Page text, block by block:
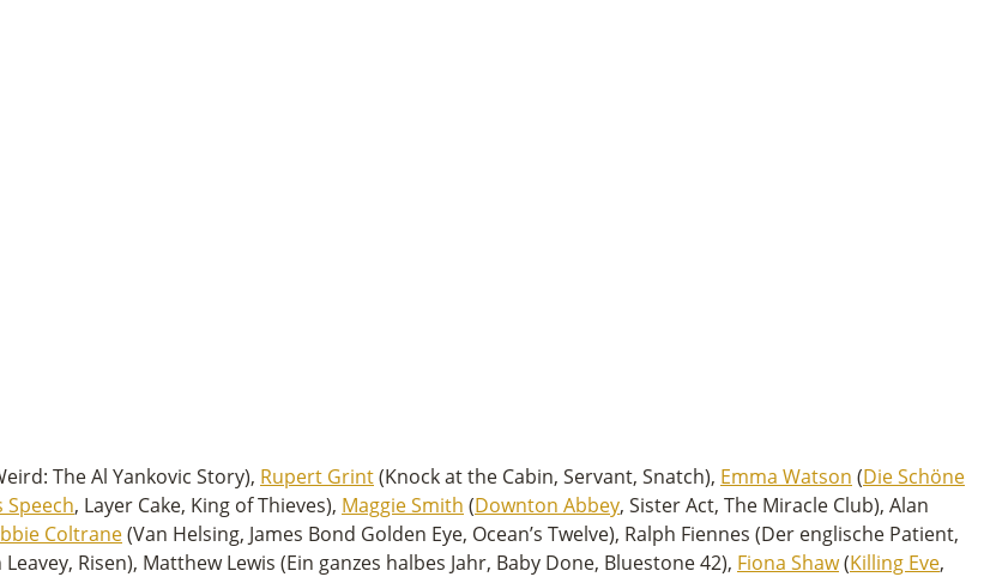
The Al Yankovic Story), Rupert Grint(Knock at the Cabin, Servant, Snatch), Emma Watson (Die Schöne
Speech, Layer Cake, King of Thieves), Maggie Smith (Downton Abbey, Sister Act, The Miracle Club), Alan
Coltrane(Van Helsing, James Bond Golden Eye, Ocean’s Twelve), Ralph Fiennes (Der englische Patient,
Risen), Matthew Lewis (Ein ganzes halbes Jahr, Baby Done, Bluestone 42), Fiona Shaw(Killing Eve,